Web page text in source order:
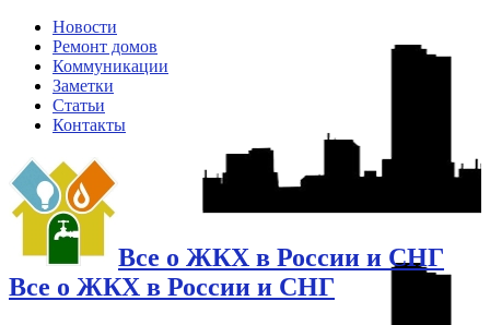
Новости
Ремонт домов
Коммуникации
Заметки
Статьи
Контакты
Все о ЖКХ в России и СНГ
Все о ЖКХ в России и СНГ